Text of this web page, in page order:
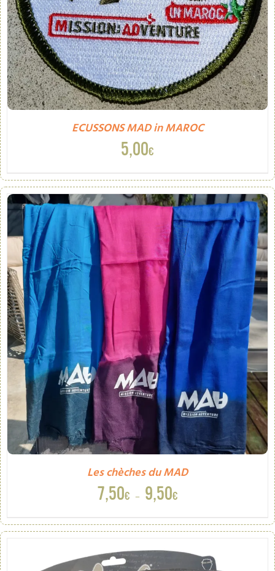
ECUSSONS MAD in MAROC
5,00€
Les chèches du MAD
7,50€ – 9,50€de
7,50€
9,50€